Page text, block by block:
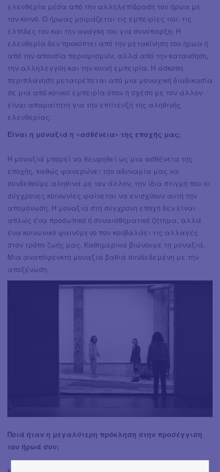
ελευθερία μέσα από την αλληλεπίδραση του ήρωα με
τον κοινό. Ο ήρωας μοιράζεται τις εμπειρίες του, τις
ελπίδες του και την ανάγκη του για συνύπαρξη. Η
ελευθερία δεν προκύπτει από την μετακίνηση του ήρωα ή
από την απουσία περιορισμών, αλλά από την κατανόηση,
την αλληλεγγύη και την κοινή εμπειρία. Η άσκοπη
περιπλάνηση μετατρέπεται από μια μοναχική διαδικασία
σε μια από κοινού εμπειρία όπου η σχέση με τον άλλον
είναι απαραίτητη για την επιίτευξη της αληθινής
ελευθερίας.
Είναι η μοναξιά η «ασθένεια» της εποχής μας;
Η μοναξιά μπορεί να θεωρηθεί ως μια ασθένεια της
εποχής, καθώς φανερώνει την αδυναμία μας να
συνδεθούμε αληθινά με τον άλλον, την ίδια στιγμή που οι
σύγχρονες κοινωνίες φαίνεται να ενισχύουν αυτή την
απομόνωση. Η μοναξιά στη σύγχρονη εποχή δεν είναι
απλώς ένα προσωπικό ή συναισθηματικό ζήτημα, αλλά
ένα κοινωνικό φαινόμενο που κουβαλάει τις αλλαγές
στον τρόπο ζωής μας. Καθημερινά βιώνουμε τη μοναξιά.
Μια αναπόφευκτη μοναξιά βαθιά συνδεδεμένη με την
αποξένωση.
Ποιά ήταν η μεγαλύτερη πρόκληση στην προσέγγιση
του ήρωά σου;